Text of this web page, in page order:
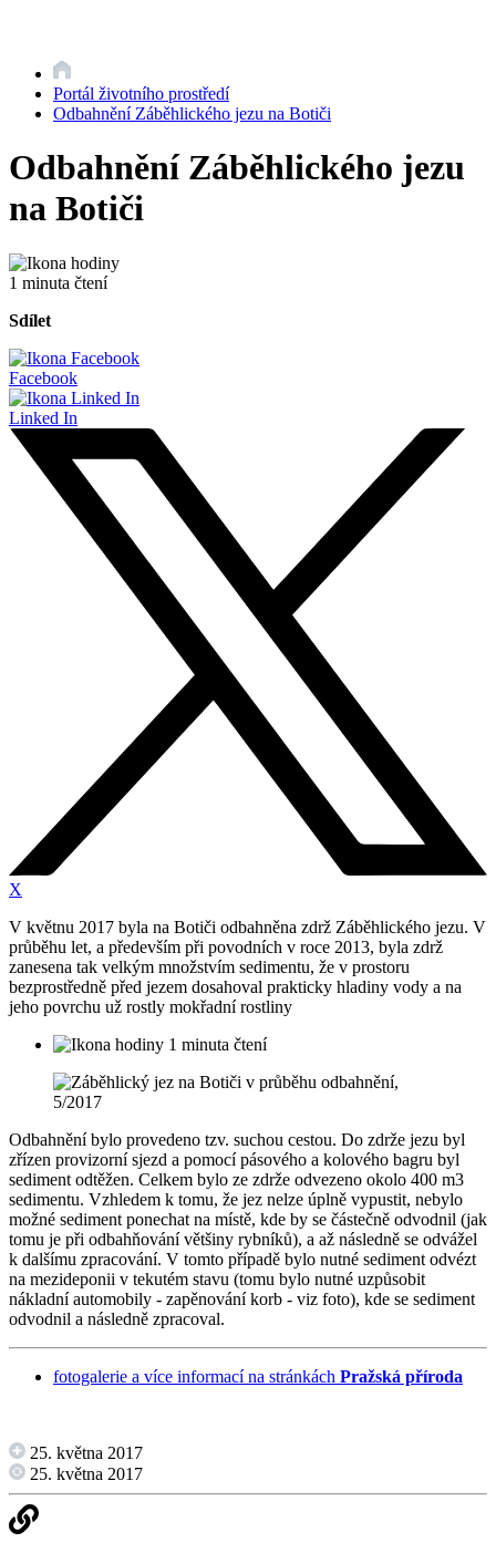
Portál životního prostředí
Odbahnění Záběhlického jezu na Botiči
Odbahnění Záběhlického jezu
na Botiči
1 minuta čtení
Sdílet
Facebook
Linked In
X
V květnu 2017 byla na Botiči odbahněna zdrž Záběhlického jezu. V
průběhu let, a především při povodních v roce 2013, byla zdrž
zanesena tak velkým množstvím sedimentu, že v prostoru
bezprostředně před jezem dosahoval prakticky hladiny vody a na
jeho povrchu už rostly mokřadní rostliny
1 minuta čtení
Odbahnění bylo provedeno tzv. suchou cestou. Do zdrže jezu byl
zřízen provizorní sjezd a pomocí pásového a kolového bagru byl
sediment odtěžen. Celkem bylo ze zdrže odvezeno okolo 400 m3
sedimentu. Vzhledem k tomu, že jez nelze úplně vypustit, nebylo
možné sediment ponechat na místě, kde by se částečně odvodnil (jak
tomu je při odbahňování většiny rybníků), a až následně se odvážel
k dalšímu zpracování. V tomto případě bylo nutné sediment odvézt
na mezideponii v tekutém stavu (tomu bylo nutné uzpůsobit
nákladní automobily - zapěnování korb - viz foto), kde se sediment
odvodnil a následně zpracoval.
fotogalerie a více informací na stránkách Pražská příroda
25. května 2017
25. května 2017